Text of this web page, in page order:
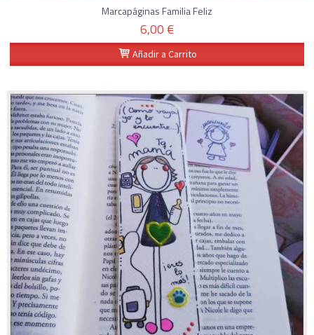
Marcapáginas Familia Feliz
6,00 €
Añadir a Carrito